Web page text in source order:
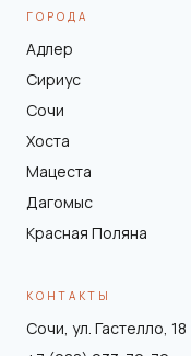
ГОРОДА
Адлер
Сириус
Сочи
Хоста
Мацеста
Дагомыс
Красная Поляна
КОНТАКТЫ
Сочи, ул. Гастелло, 18